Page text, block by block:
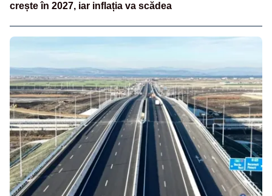
crește în 2027, iar inflația va scădea